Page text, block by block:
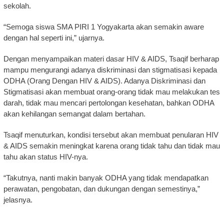
sekolah.
“Semoga siswa SMA PIRI 1 Yogyakarta akan semakin aware
dengan hal seperti ini,” ujarnya.
Dengan menyampaikan materi dasar HIV & AIDS, Tsaqif berharap
mampu mengurangi adanya diskriminasi dan stigmatisasi kepada
ODHA (Orang Dengan HIV & AIDS). Adanya Diskriminasi dan
Stigmatisasi akan membuat orang-orang tidak mau melakukan tes
darah, tidak mau mencari pertolongan kesehatan, bahkan ODHA
akan kehilangan semangat dalam bertahan.
Tsaqif menuturkan, kondisi tersebut akan membuat penularan HIV
& AIDS semakin meningkat karena orang tidak tahu dan tidak mau
tahu akan status HIV-nya.
“Takutnya, nanti makin banyak ODHA yang tidak mendapatkan
perawatan, pengobatan, dan dukungan dengan semestinya,”
jelasnya.